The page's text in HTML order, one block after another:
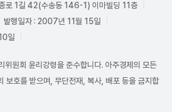
로 1길 42(수송동 146-1) 이마빌딩 11층
발행일자 : 2007년 11월 15일
일
위원회 윤리강령을 준수합니다. 아주경제의 모든
보호를 받으며, 무단전재, 복사, 배포 등을 금지합